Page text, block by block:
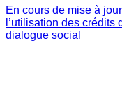
En cours de mise à jour
l’utilisation des
dialogue social